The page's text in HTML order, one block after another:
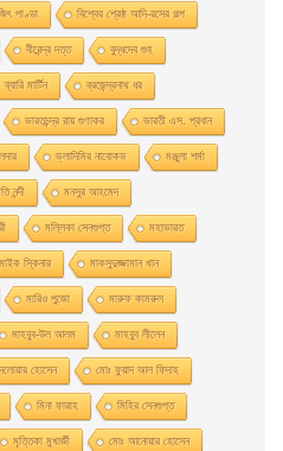
পাণ্ডা বিশ্বের শ্রেষ্ঠ আদি-রসের গল্প
বীরেন্দ্র দত্ত বুদ্ধদেব গুহ
ব্যারি মার্টিন ব্রজেন্দ্রনাথ ধর
ভারতচন্দ্র রায় গুণাকর ভারতী এস. প্রধান
ভ্লাদিমির নাবোকভ মঞ্জুলা শর্মা
নন্দী মনসুর আহমেদ
মল্লিকা সেনগুপ্ত মহাভারত
মাইক স্কিনার মাকসুদুজ্জামান খান
মারিও পুজো মারুফ কামরুল
মাহবুব-উল আলম মাহবুব লীলেন
হােসেন মােঃ ফুয়াদ আল ফিদাহ
মিনা ফারাহ মিহির সেনগুপ্ত
মৃত্তিকা মুখার্জী মোঃ আনোয়ার হোসেন